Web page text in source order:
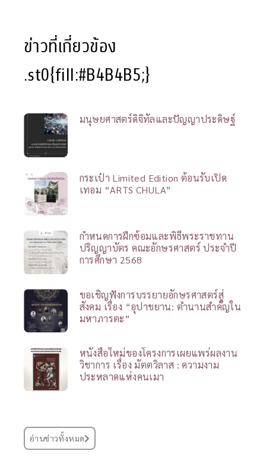
ข่าวที่เกี่ยวข้อง
.st0{fill:#B4B4B5;}
มนุษยศาสตร์ดิจิทัลและปัญญาประดิษฐ์
กระเป๋า Limited Edition ต้อนรับเปิด
เทอม “ARTS CHULA”
กำหนดการฝึกซ้อมและพิธีพระราชทาน
ปริญญาบัตร คณะอักษรศาสตร์ ประจำปี
การศึกษา 2568
ขอเชิญฟังการบรรยายอักษรศาสตร์สู่
สังคม เรื่อง “อุปาขยาน: ตำนานสำคัญใน
มหาภารตะ”
หนังสือใหม่ของโครงการเผยแพร่ผลงาน
วิชาการ เรื่อง มัตตวิลาส : ความงาม
ประหลาดแห่งคนเมา
อ่านข่าวทั้งหมด